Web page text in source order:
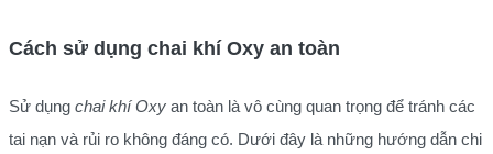
Cách sử dụng chai khí Oxy an toàn
Sử dụng chai khí Oxy an toàn là vô cùng quan trọng để tránh các
tai nạn và rủi ro không đáng có. Dưới đây là những hướng dẫn chi